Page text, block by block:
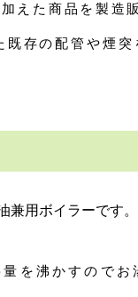
えた商品を製造
存の配管や煙突
兼用ボイラーです。
を沸かすのでお